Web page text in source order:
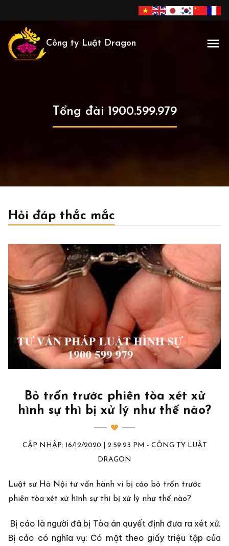
Công ty Luật Dragon
Tổng đài 1900.599.979
Hỏi đáp thắc mắc
Bỏ trốn trước phiên tòa xét xử
hình sự thì bị xử lý như thế nào?
CẬP NHẬP: 16/12/2020 | 2:59:23 PM - CÔNG TY LUẬT
DRAGON
Luật sư Hà Nội tư vấn hành vi bị cáo bỏ trốn trước
phiên tòa xét xử hình sự thì bị xử lý như thế nào?
Bị cáo là người đã bị Tòa án quyết định đưa ra xét xử.
Bị cáo có nghĩa vụ: Có mặt theo giấy triệu tập của